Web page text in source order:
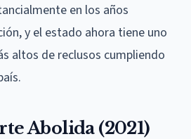
en los años
y el estado ahora tiene uno
altos de reclusos cumpliendo
Abolida (2021)